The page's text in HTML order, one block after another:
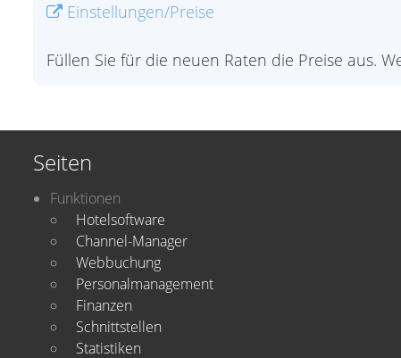
Einstellungen/Preise
Füllen Sie für die neuen Raten die Preise aus.
Seiten
Funktionen
Hotelsoftware
Channel-Manager
Webbuchung
Personalmanagement
Finanzen
Schnittstellen
Statistiken